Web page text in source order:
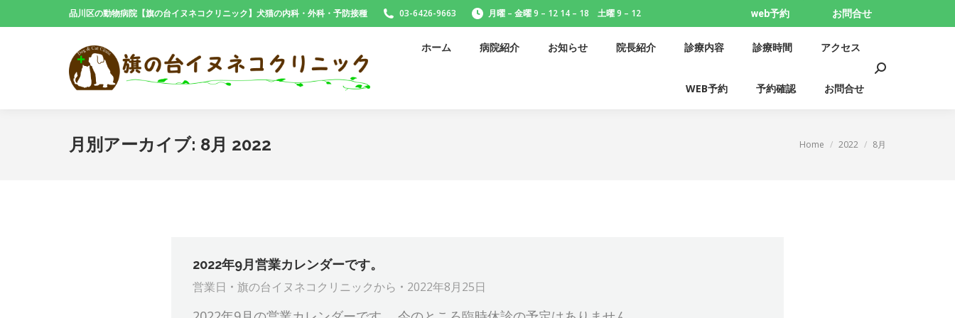
品川区の動物病院【旗の台イヌネコクリニック】犬猫の内科・外科・予防接種 03-6426-9663 月曜 – 金曜 9 – 12 14 – 18 土曜 9 – 12 web予約 お問合せ
ホーム 病院紹介 お知らせ 院長紹介 診療内容 診療時間 アクセス
WEB予約 予約確認 お問合せ
検
月別アーカイブ: 8月 2022 現在地:
Home 2022 8月
2022年9月営業カレンダーです。
営業日 旗の台イヌネコクリニックから 2022年8月25日
ホーム 病院紹介 院長紹介 診療内容
索: